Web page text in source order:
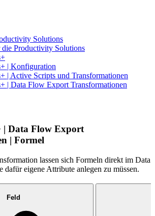
Solutions
Productivity Solutions
| Konfiguration
| Active Scripts und Transformationen
| Data Flow Export Transformationen
| Data Flow Export
| Formel
lassen sich Formeln direkt im Data
dafür eigene Attribute anlegen zu müssen.
Feld